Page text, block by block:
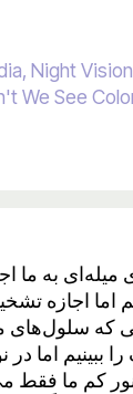
Night
We See
اما اجازه
که سلول‌های
ببینیم اما در
نور کم ما فقط